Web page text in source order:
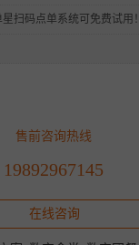
扫码点单系统可免费试用！
售前咨询热线
19892967145
在线咨询